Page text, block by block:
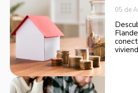
05 de